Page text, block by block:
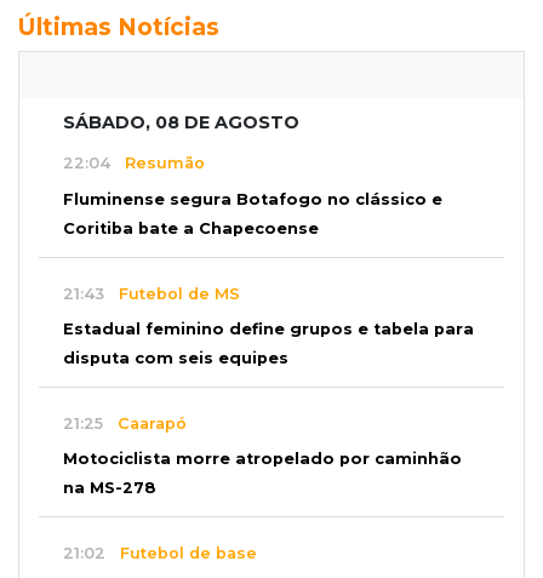
Últimas Notícias
SÁBADO, 08 DE AGOSTO
22:04 Resumão
Fluminense segura Botafogo no clássico e
Coritiba bate a Chapecoense
21:43 Futebol de MS
Estadual feminino define grupos e tabela para
disputa com seis equipes
21:25 Caarapó
Motociclista morre atropelado por caminhão
na MS-278
21:02 Futebol de base